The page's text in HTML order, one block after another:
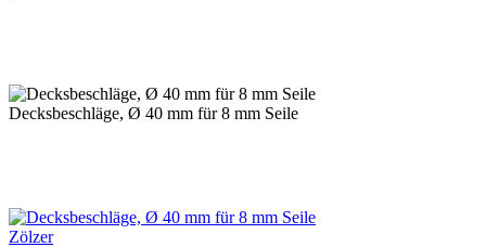
Decksbeschläge, Ø 40 mm für 8 mm Seile
Zölzer